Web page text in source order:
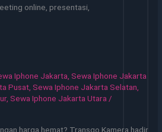
online, presentasi,
Iphone Jakarta Sewa Iphone Jakarta
Pusat Sewa Iphone Jakarta Selatan
, Sewa Iphone Jakarta Utara /
harga hemat? Transgo Kamera hadir